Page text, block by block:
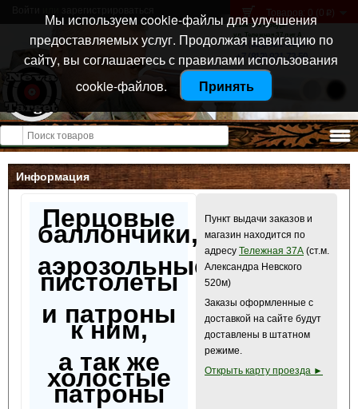
Санкт-Петербург
ул. Тележная 37 лит А
+7 (911) 021-04-08
+7 (812) 921-73-50
Товаров: 0 (0 p )
Открыть меню
Информация
Перцовые
баллончики,
аэрозольные
пистолеты
и патроны
к ним,
а так же
холостые
патроны
Пункт выдачи заказов и
магазин находится по
адресу Тележная 37А (ст.м.
Александра Невского
520м)
Заказы оформленные с
доставкой на сайте будут
доставлены в штатном
режиме.
Открыть карту проезда ►
Мы используем cookie-файлы для улучшения
предоставляемых услуг. Продолжая навигацию по
сайту, вы соглашаетесь с правилами использования
cookie-файлов.
Принять